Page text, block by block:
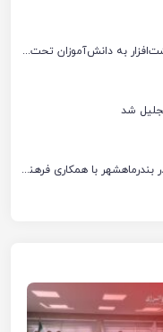
پتروشیمی اروند ۹۸۵ بسته نوشت‌افزار به دانش‌آموزان تحت پوشش کمیته امداد بندرماهشهر اهدا کرد
شد
سمینارهای فرهنگی و آموزشی در بندرماهشهر با همکاری فرهنگ‌سرای پتروشیمی مارون